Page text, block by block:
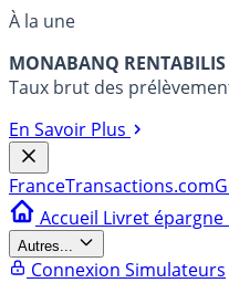
À la une
MONABANQ RENTABILIS
Taux brut des
En Savoir Plus
FranceTransactions.com
Accueil Livret épargne
Autres...
Connexion Simulateurs